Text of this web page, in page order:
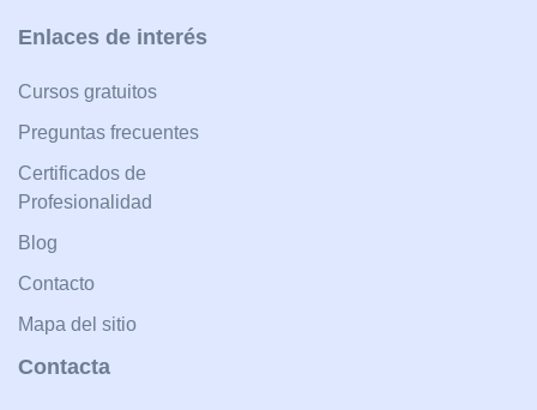
Enlaces de interés
Cursos gratuitos
Preguntas frecuentes
Certificados de
Profesionalidad
Blog
Contacto
Mapa del sitio
Contacta